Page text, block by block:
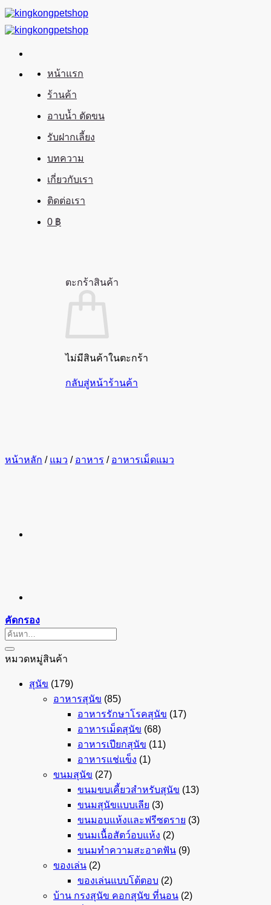
ข้าม
ไป
เนื้อหา
หน้าแรก
ร้านค้า
อาบน้ำ ตัดขน
รับฝากเลี้ยง
บทความ
เกี่ยวกับเรา
ติดต่อเรา
0 ฿
ตะกร้าสินค้า
ไม่มีสินค้าในตะกร้า
กลับสู่หน้าร้านค้า
หน้าหลัก / แมว / อาหาร / อาหารเม็ดแมว
คัดกรอง
ค้นหา:
หมวดหมู่สินค้า
สุนัข (179)
อาหารสุนัข (85)
อาหารรักษาโรคสุนัข (17)
อาหารเม็ดสุนัข (68)
อาหารเปียกสุนัข (11)
อาหารแช่แข็ง (1)
ขนมสุนัข (27)
ขนมขบเคี้ยวสำหรับสุนัข (13)
ขนมสุนัขแบบเลีย (3)
ขนมอบแห้งและฟรีซดราย (3)
ขนมเนื้อสัตว์อบแห้ง (2)
ขนมทำความสะอาดฟัน (9)
ของเล่น (2)
ของเล่นแบบโต้ตอบ (2)
บ้าน กรงสุนัข คอกสุนัข ที่นอน (2)